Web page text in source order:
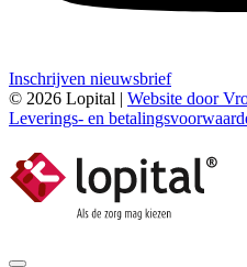
Inschrijven nieuwsbrief
© 2026 Lopital | Website door
Leverings- en